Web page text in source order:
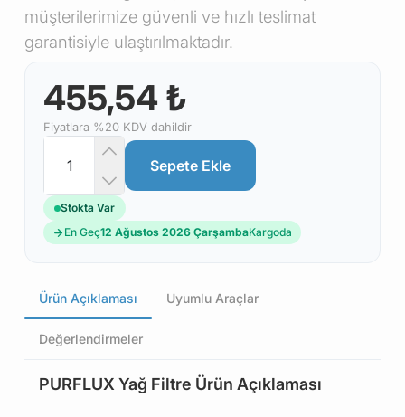
müşterilerimize güvenli ve hızlı teslimat
garantisiyle ulaştırılmaktadır.
455,54 ₺
Fiyatlara %20 KDV dahildir
Sepete Ekle
Stokta Var
En Geç12 Ağustos 2026 ÇarşambaKargoda
Ürün Açıklaması Uyumlu Araçlar
Değerlendirmeler
PURFLUX Yağ Filtre Ürün Açıklaması